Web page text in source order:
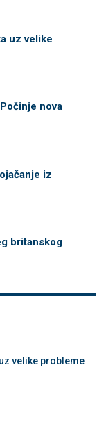
uz velike
nova
iz
britanskog
velike probleme